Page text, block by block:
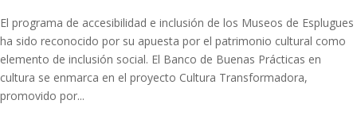
El programa de accesibilidad e inclusión de los Museos de Esplugues
ha sido reconocido por su apuesta por el patrimonio cultural como
elemento de inclusión social. El Banco de Buenas Prácticas en
cultura se enmarca en el proyecto Cultura Transformadora,
promovido por...